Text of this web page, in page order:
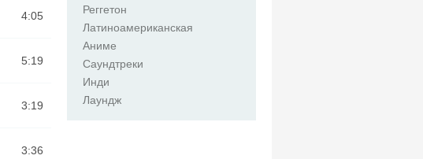
4:05
5:19
3:19
3:36
Реггетон
Латиноамериканская
Аниме
Саундтреки
Инди
Лаундж